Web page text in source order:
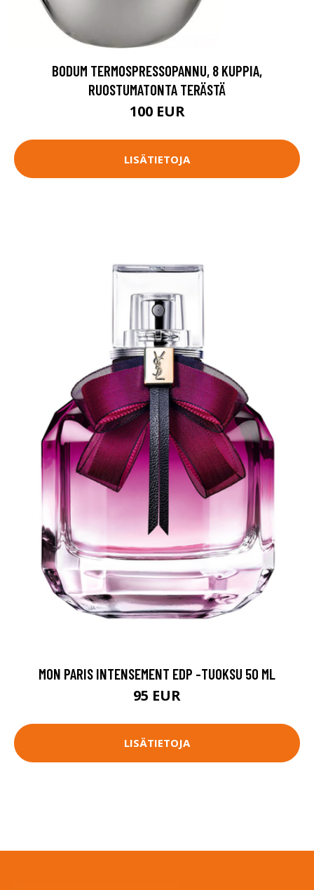
BODUM TERMOSPRESSOPANNU, 8 KUPPIA,
RUOSTUMATONTA TERÄSTÄ
100 EUR
LISÄTIETOJA
MON PARIS INTENSEMENT EDP -TUOKSU 50 ML
95 EUR
LISÄTIETOJA